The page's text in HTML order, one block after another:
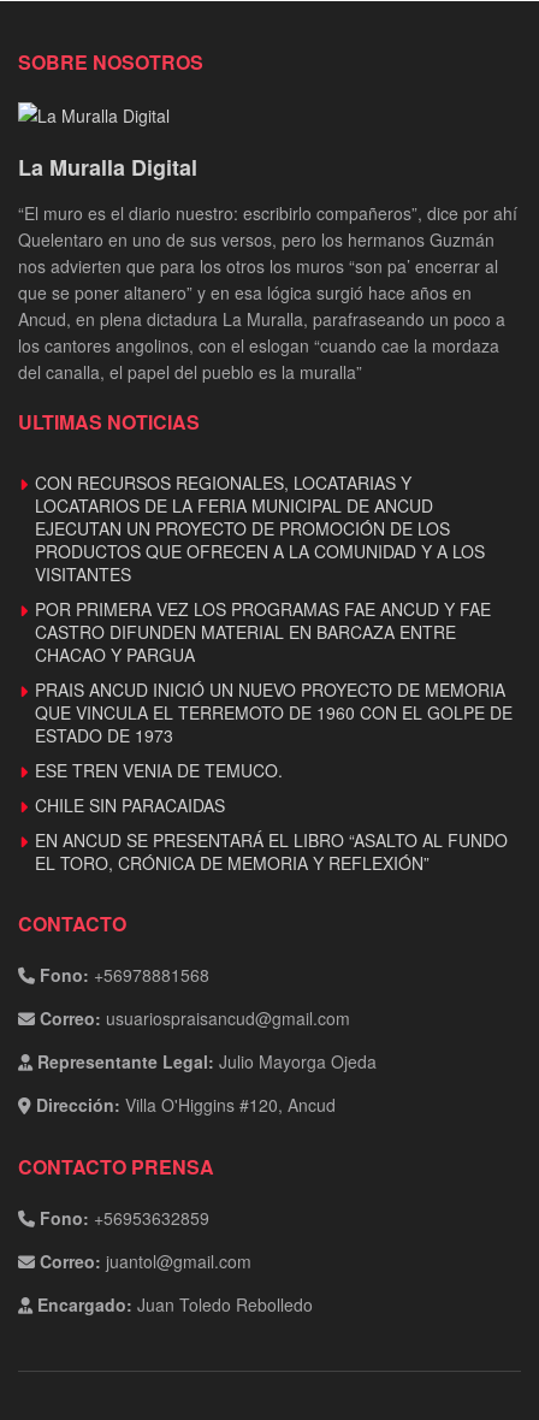
SOBRE NOSOTROS
La Muralla Digital
“El muro es el diario nuestro: escribirlo compañeros”, dice por ahí
Quelentaro en uno de sus versos, pero los hermanos Guzmán
nos advierten que para los otros los muros “son pa’ encerrar al
que se poner altanero” y en esa lógica surgió hace años en
Ancud, en plena dictadura La Muralla, parafraseando un poco a
los cantores angolinos, con el eslogan “cuando cae la mordaza
del canalla, el papel del pueblo es la muralla”
ULTIMAS NOTICIAS
CON RECURSOS REGIONALES, LOCATARIAS Y
LOCATARIOS DE LA FERIA MUNICIPAL DE ANCUD
EJECUTAN UN PROYECTO DE PROMOCIÓN DE LOS
PRODUCTOS QUE OFRECEN A LA COMUNIDAD Y A LOS
VISITANTES
POR PRIMERA VEZ LOS PROGRAMAS FAE ANCUD Y FAE
CASTRO DIFUNDEN MATERIAL EN BARCAZA ENTRE
CHACAO Y PARGUA
PRAIS ANCUD INICIÓ UN NUEVO PROYECTO DE MEMORIA
QUE VINCULA EL TERREMOTO DE 1960 CON EL GOLPE DE
ESTADO DE 1973
ESE TREN VENIA DE TEMUCO.
CHILE SIN PARACAIDAS
EN ANCUD SE PRESENTARÁ EL LIBRO “ASALTO AL FUNDO
EL TORO, CRÓNICA DE MEMORIA Y REFLEXIÓN”
CONTACTO
Fono: +56978881568
Correo: usuariospraisancud@gmail.com
Representante Legal: Julio Mayorga Ojeda
Dirección: Villa O'Higgins #120, Ancud
CONTACTO PRENSA
Fono: +56953632859
Correo: juantol@gmail.com
Encargado: Juan Toledo Rebolledo